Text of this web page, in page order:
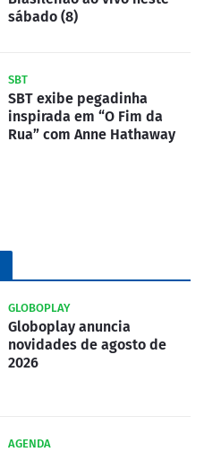
sábado (8)
SBT
SBT exibe pegadinha
inspirada em “O Fim da
Rua” com Anne Hathaway
GLOBOPLAY
Globoplay anuncia
novidades de agosto de
2026
AGENDA